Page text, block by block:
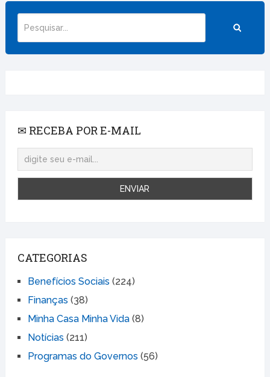
✉ RECEBA POR E-MAIL
CATEGORIAS
Benefícios Sociais (224)
Finanças (38)
Minha Casa Minha Vida(8)
Notícias (211)
Programas do Governos (56)